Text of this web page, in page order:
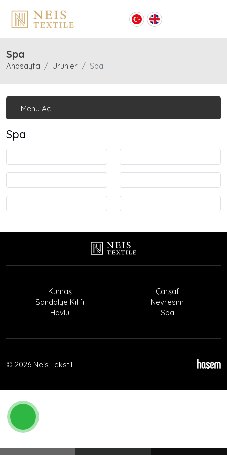
Spa
Anasayfa Ürünler Spa
Menü Aç
Spa
Kumaş
Çarşaf
Sandalye Kılıfı
Nevresim
Havlu
Spa
© 2026 Neis Tekstil